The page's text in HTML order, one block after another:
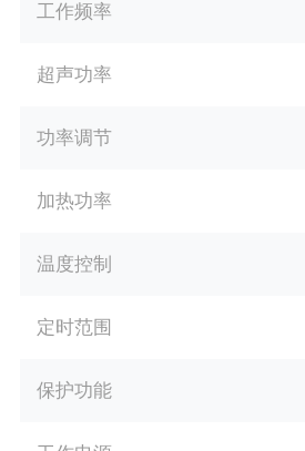
工作频率
超声功率
功率调节
加热功率
温度控制
定时范围
保护功能